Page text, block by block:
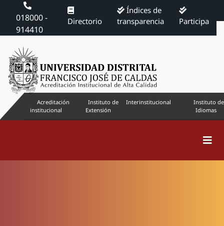
018000 -
914410
Directorio
Índices de
transparencia
Participa
Acreditación
institucional
Instituto de
Extensión
Interinstitucional
Instituto de
Idiomas